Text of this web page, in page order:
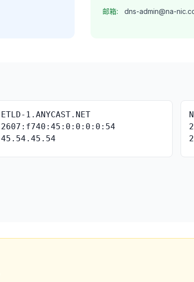
邮箱:
dns-admin@na-
ETLD-1.ANYCAST.NET
2607:f740:45:0:0:0:0:54
45.54.45.54